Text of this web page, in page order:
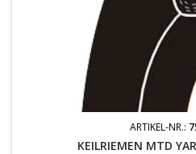
ARTIKEL-NR.:
KEILRIEMEN MTD